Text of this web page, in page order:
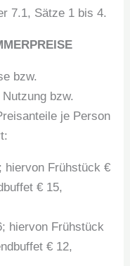
7.1, Sätze 1 bis 4.
bzw.
bzw.
je Person
hiervon Frühstück €
€ 15,
hiervon Frühstück
€ 12,